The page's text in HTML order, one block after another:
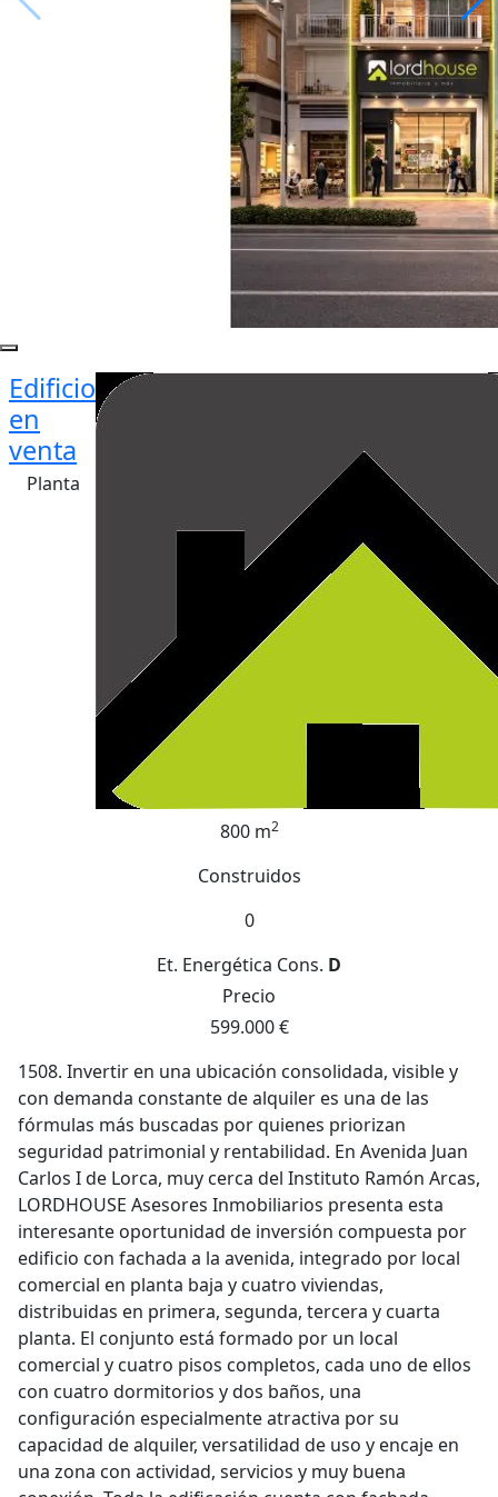
Edificio
en
venta
Planta
800 m2
Construidos
0
Et. Energética Cons. D
Precio
599.000 €
1508. Invertir en una ubicación consolidada, visible y
con demanda constante de alquiler es una de las
fórmulas más buscadas por quienes priorizan
seguridad patrimonial y rentabilidad. En Avenida Juan
Carlos I de Lorca, muy cerca del Instituto Ramón Arcas,
LORDHOUSE Asesores Inmobiliarios presenta esta
interesante oportunidad de inversión compuesta por
edificio con fachada a la avenida, integrado por local
comercial en planta baja y cuatro viviendas,
distribuidas en primera, segunda, tercera y cuarta
planta. El conjunto está formado por un local
comercial y cuatro pisos completos, cada uno de ellos
con cuatro dormitorios y dos baños, una
configuración especialmente atractiva por su
capacidad de alquiler, versatilidad de uso y encaje en
una zona con actividad, servicios y muy buena